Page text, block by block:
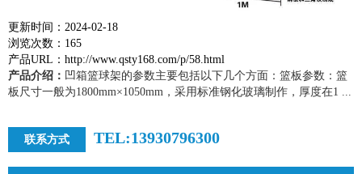
更新时间：2024-02-18
浏览次数：165
产品URL：http://www.qsty168.com/p/58.html
产品介绍： 凹箱篮球架的参数主要包括以下几个方面：篮板参数：篮
板尺寸一般为1800mm×1050mm，采用标准钢化玻璃制作，厚度在1 ...
联系方式 TEL:13930796300